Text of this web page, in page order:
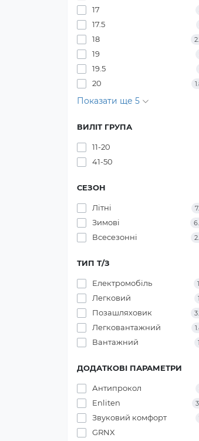
17
17.5
18
19
19.5
20
Показати ще 5
ВИЛІТ ГРУПА
11-20
41-50
СЕЗОН
Літні
Зимові
Всесезонні
ТИП Т/З
Електромобіль
Легковий
Позашляховик
Легковантажний
Вантажний
ДОДАТКОВІ ПАРАМЕТРИ
Антипрокол
Enliten
Звуковий комфорт
GRNX